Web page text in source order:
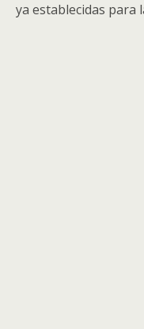
ya establecidas para